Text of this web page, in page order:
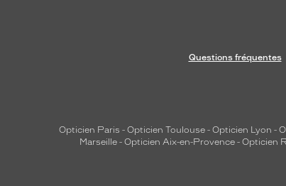
Questions fréquentes
Opticien Paris - Opticien Toulouse - Opticien Lyon -
Marseille - Opticien Aix-en-Provence - Opticien